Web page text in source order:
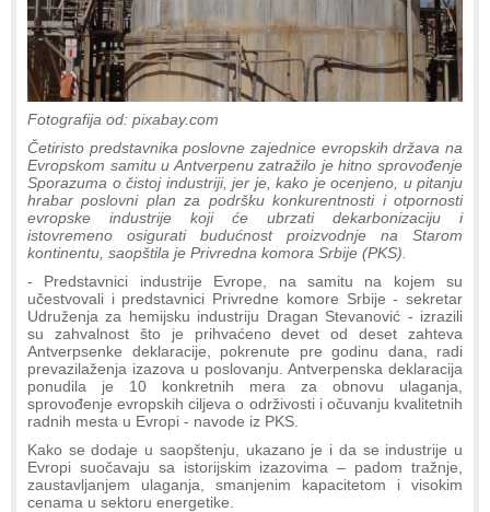
Fotografija od: pixabay.com
Četiristo predstavnika poslovne zajednice evropskih država na
Evropskom samitu u Antverpenu zatražilo je hitno sprovođenje
Sporazuma o čistoj industriji, jer je, kako je ocenjeno, u pitanju
hrabar poslovni plan za podršku konkurentnosti i otpornosti
evropske industrije koji će ubrzati dekarbonizaciju i
istovremeno osigurati budućnost proizvodnje na Starom
kontinentu, saopštila je Privredna komora Srbije (PKS).
- Predstavnici industrije Evrope, na samitu na kojem su
učestvovali i predstavnici Privredne komore Srbije - sekretar
Udruženja za hemijsku industriju Dragan Stevanović - izrazili
su zahvalnost što je prihvaćeno devet od deset zahteva
Antverpsenke deklaracije, pokrenute pre godinu dana, radi
prevazilaženja izazova u poslovanju. Antverpenska deklaracija
ponudila je 10 konkretnih mera za obnovu ulaganja,
sprovođenje evropskih ciljeva o održivosti i očuvanju kvalitetnih
radnih mesta u Evropi - navode iz PKS.
Kako se dodaje u saopštenju, ukazano je i da se industrije u
Evropi suočavaju sa istorijskim izazovima – padom tražnje,
zaustavljanjem ulaganja, smanjenim kapacitetom i visokim
cenama u sektoru energetike.